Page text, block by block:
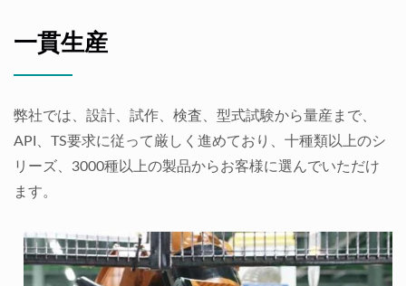
一貫生産
弊社では、設計、試作、検査、型式試験から量産まで、
API、TS要求に従って厳しく進めており、十種類以上のシ
リーズ、3000種以上の製品からお客様に選んでいただけ
ます。